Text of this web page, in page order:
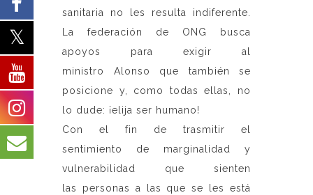
sanitaria no les resulta indiferente.
La federación de ONG busca
apoyos para exigir al
ministro Alonso que también se
posicione y, como todas ellas, no
lo dude: ¡elija ser humano!
Con el fin de trasmitir el
sentimiento de marginalidad y
vulnerabilidad que sienten
las personas a las que se les está